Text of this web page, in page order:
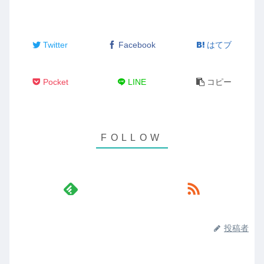
Twitter Facebook はてブ
Pocket LINE コピー
投稿者